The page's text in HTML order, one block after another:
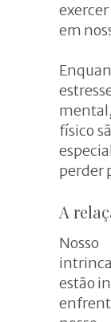
em
físico
perder
A
estão